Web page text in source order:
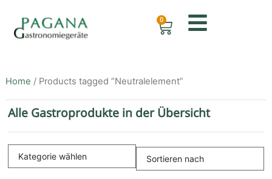
0
Home / Products tagged “Neutralelement”
Alle Gastroprodukte in der Übersicht